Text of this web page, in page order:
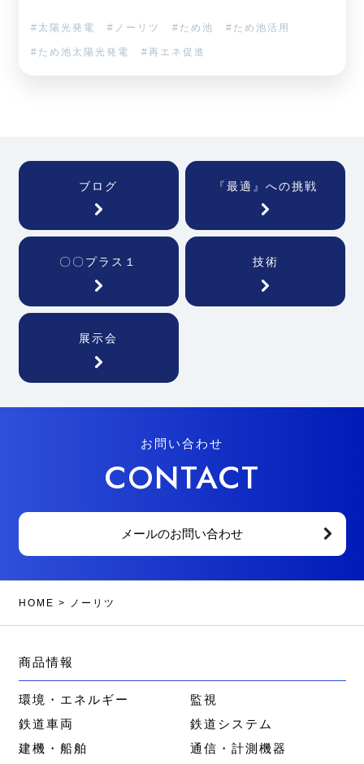
太陽光発電 ノーリツ ため池 ため池活用
ため池太陽光発電 再エネ促進
ブログ 『最適』への挑戦
〇〇プラス１ 技術
展示会
お問い合わせ
CONTACT
メールのお問い合わせ
HOME > ノーリツ
商品情報
環境・エネルギー
監視
鉄道車両
鉄道システム
建機・船舶
通信・計測機器